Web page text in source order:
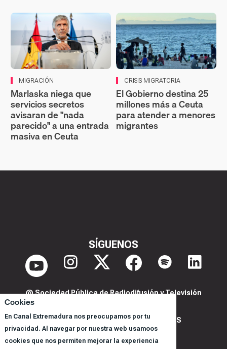
Cookies
En Canal Extremadura nos preocupamos por tu
privacidad. Al navegar por nuestra web usamoos
cookies que nos permiten mejorar la experiencia
MIGRACIÓN
Marlaska niega que
servicios secretos
avisaran de "nada
parecido" a una entrada
masiva en Ceuta
CRISIS MIGRATORIA
El Gobierno destina 25
millones más a Ceuta
para atender a menores
migrantes
SÍGUENOS
@ Sociedad Pública de Radiodifusión y Televisión
POLITICA DE PRIVACIDAD Y COOKIES